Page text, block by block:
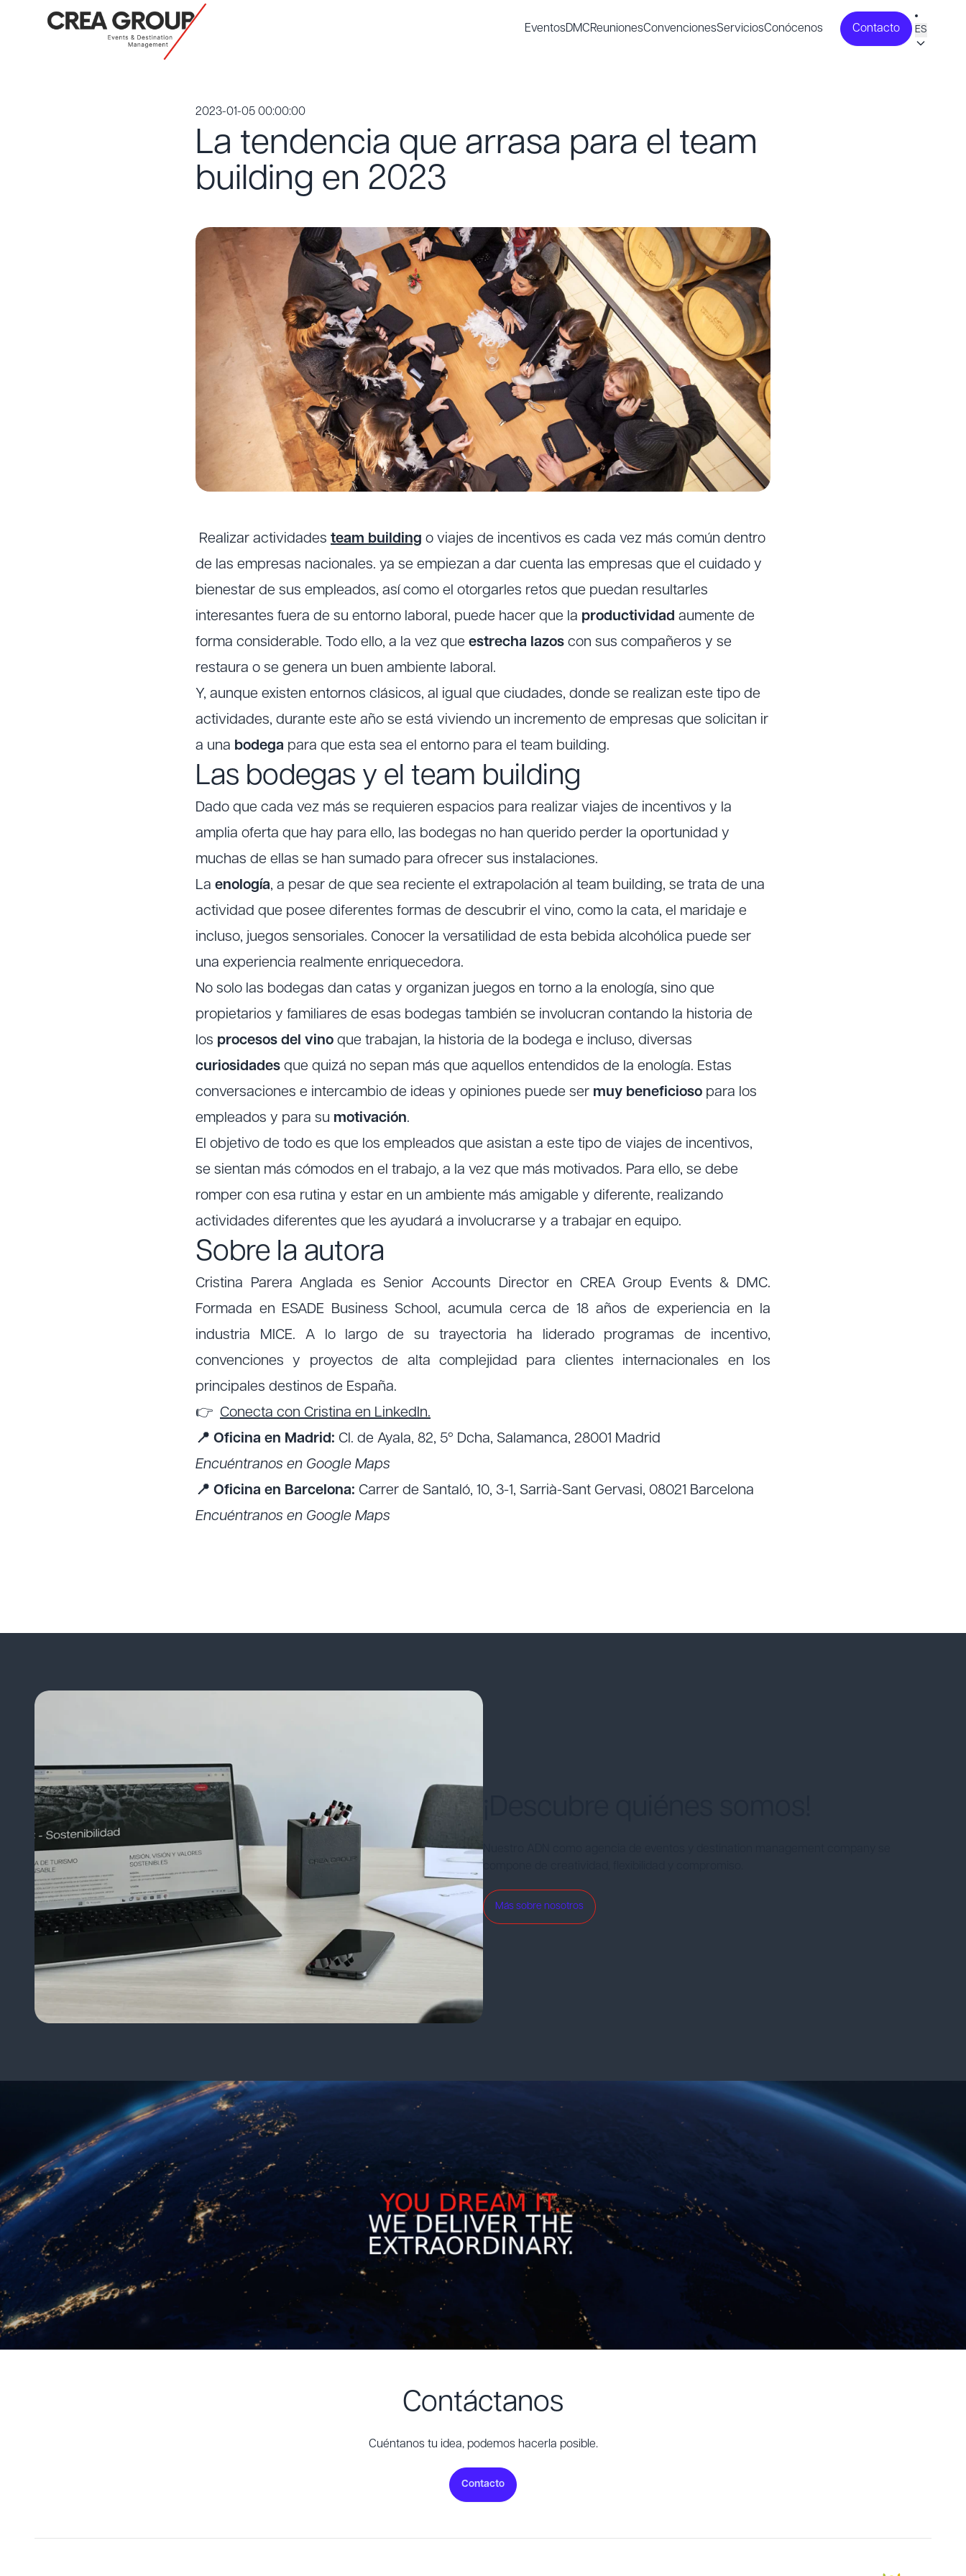
EventosDMCReunionesConvencionesServiciosConócenos Contacto ES
2023-01-05 00:00:00
La tendencia que arrasa para el team
building en 2023
Realizar actividades team building o viajes de incentivos es cada vez más común dentro
de las empresas nacionales. ya se empiezan a dar cuenta las empresas que el cuidado y
bienestar de sus empleados, así como el otorgarles retos que puedan resultarles
interesantes fuera de su entorno laboral, puede hacer que la productividad aumente de
forma considerable. Todo ello, a la vez que estrecha lazos con sus compañeros y se
restaura o se genera un buen ambiente laboral.
Y, aunque existen entornos clásicos, al igual que ciudades, donde se realizan este tipo de
actividades, durante este año se está viviendo un incremento de empresas que solicitan ir
a una bodega para que esta sea el entorno para el team building.
Las bodegas y el team building
Dado que cada vez más se requieren espacios para realizar viajes de incentivos y la
amplia oferta que hay para ello, las bodegas no han querido perder la oportunidad y
muchas de ellas se han sumado para ofrecer sus instalaciones.
La enología, a pesar de que sea reciente el extrapolación al team building, se trata de una
actividad que posee diferentes formas de descubrir el vino, como la cata, el maridaje e
incluso, juegos sensoriales. Conocer la versatilidad de esta bebida alcohólica puede ser
una experiencia realmente enriquecedora.
No solo las bodegas dan catas y organizan juegos en torno a la enología, sino que
propietarios y familiares de esas bodegas también se involucran contando la historia de
los procesos del vino que trabajan, la historia de la bodega e incluso, diversas
curiosidades que quizá no sepan más que aquellos entendidos de la enología. Estas
conversaciones e intercambio de ideas y opiniones puede ser muy beneficioso para los
empleados y para su motivación.
El objetivo de todo es que los empleados que asistan a este tipo de viajes de incentivos,
se sientan más cómodos en el trabajo, a la vez que más motivados. Para ello, se debe
romper con esa rutina y estar en un ambiente más amigable y diferente, realizando
actividades diferentes que les ayudará a involucrarse y a trabajar en equipo.
Sobre la autora
Cristina Parera Anglada es Senior Accounts Director en CREA Group Events & DMC.
Formada en ESADE Business School, acumula cerca de 18 años de experiencia en la
industria MICE. A lo largo de su trayectoria ha liderado programas de incentivo,
convenciones y proyectos de alta complejidad para clientes internacionales en los
principales destinos de España.
👉 Conecta con Cristina en LinkedIn.
📍 Oficina en Madrid: Cl. de Ayala, 82, 5º Dcha, Salamanca, 28001 Madrid
Encuéntranos en Google Maps
📍 Oficina en Barcelona: Carrer de Santaló, 10, 3-1, Sarrià-Sant Gervasi, 08021 Barcelona
Encuéntranos en Google Maps
Más sobre nosotros
Contáctanos
Cuéntanos tu idea, podemos hacerla posible.
Contacto